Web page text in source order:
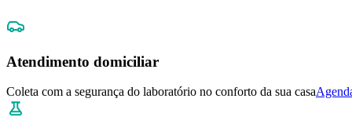
Atendimento domiciliar
Coleta com a segurança do laboratório no conforto da sua casa